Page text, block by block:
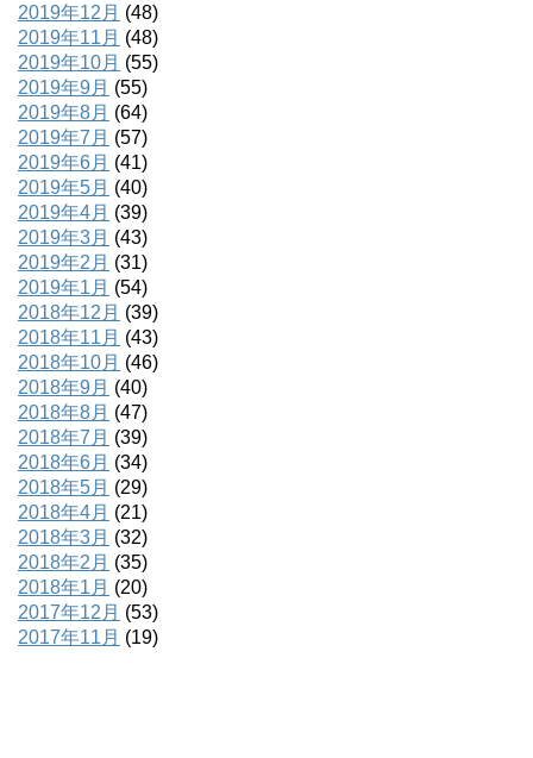
2019年12月 (48)
2019年11月 (48)
2019年10月 (55)
2019年9月 (55)
2019年8月 (64)
2019年7月 (57)
2019年6月 (41)
2019年5月 (40)
2019年4月 (39)
2019年3月 (43)
2019年2月 (31)
2019年1月 (54)
2018年12月 (39)
2018年11月 (43)
2018年10月 (46)
2018年9月 (40)
2018年8月 (47)
2018年7月 (39)
2018年6月 (34)
2018年5月 (29)
2018年4月 (21)
2018年3月 (32)
2018年2月 (35)
2018年1月 (20)
2017年12月 (53)
2017年11月 (19)